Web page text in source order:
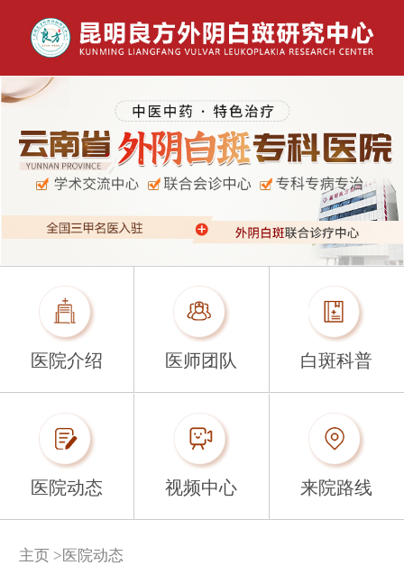
医院介绍 医师团队 白斑科普
医院动态 视频中心 来院路线
主页 >医院动态